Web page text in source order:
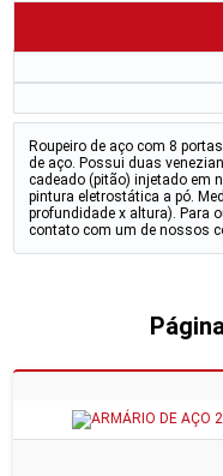
Roupeiro de aço com 8
de aço. Possui duas
cadeado (pitão) injetado em
pintura eletrostática a pó.
profundidade x altura). Para
contato com um de nossos